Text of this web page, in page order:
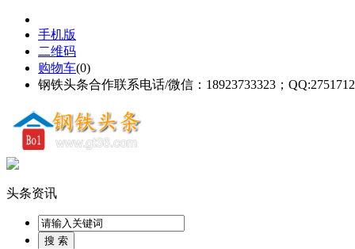
手机版
二维码
购物车(0)
钢铁头条合作联系电话/微信：18923733323；
头条资讯